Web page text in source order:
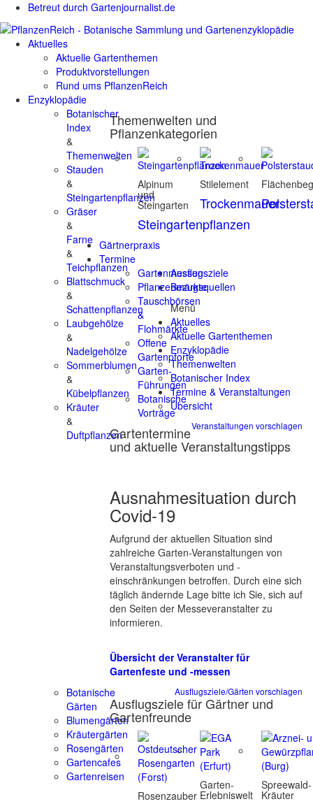
Betreut durch Gartenjournalist.de
Aktuelles
Aktuelle Gartenthemen
Produktvorstellungen
Rund ums PflanzenReich
Enzyklopädie
Botanischer
Index
&
Themenwelten
Stauden
&
Steingartenpflanzen
Gräser
&
Farne
&
Teichpflanzen
Blattschmuck
&
Schattenpflanzen
Laubgehölze
&
Nadelgehölze
Sommerblumen
&
Kübelpflanzen
Kräuter
&
Duftpflanzen
Themenwelten und
Pflanzenkategorien
Alpinum
und
Steingarten
Steingartenpflanzen
Stilelement
Trockenmauer
Gärtnerpraxis
Termine
Gartenmessen
Pflanzenmärkte
Tauschbörsen
&
Flohmärkte
Offene
Gartenpforte
Garten-
Führungen
Botanische
Vorträge
Veranstaltungen vorschlagen
Gartentermine
und aktuelle Veranstaltungstipps
Ausnahmesituation durch
Covid-19
Aufgrund der aktuellen Situation sind
zahlreiche Garten-Veranstaltungen von
Veranstaltungsverboten und -
einschränkungen betroffen. Durch eine sich
täglich ändernde Lage bitte ich Sie, sich auf
den Seiten der Messeveranstalter zu
informieren.
Übersicht der Veranstalter für
Gartenfeste und -messen
Ausflugsziele
Botanische
Gärten
Blumengärten
Kräutergärten
Rosengärten
Gartencafes
Gartenreisen
Ausflugsziele/Gärten vorschlagen
Ausflugsziele für Gärtner und
Gartenfreunde
Rosenzauber
Garten-
Erlebniswelt
Spreewald-
Kräuter
Bezugsquellen
Menü
Aktuelles
Aktuelle Gartenthemen
Enzyklopädie
Themenwelten
Botanischer Index
Termine & Veranstaltungen
Übersicht